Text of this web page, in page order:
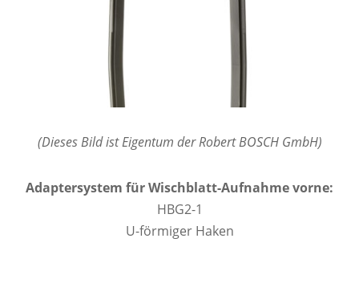
(Dieses Bild ist Eigentum der Robert BOSCH GmbH)
Adaptersystem für Wischblatt-Aufnahme vorne:
HBG2-1
U-förmiger Haken